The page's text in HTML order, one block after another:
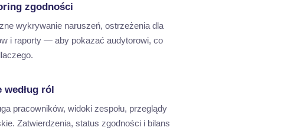
zgodności
wykrywanie naruszeń, ostrzeżenia dla
i raporty — aby pokazać audytorowi, co
według ról
pracowników, widoki zespołu, przeglądy
Zatwierdzenia, status zgodności i bilans